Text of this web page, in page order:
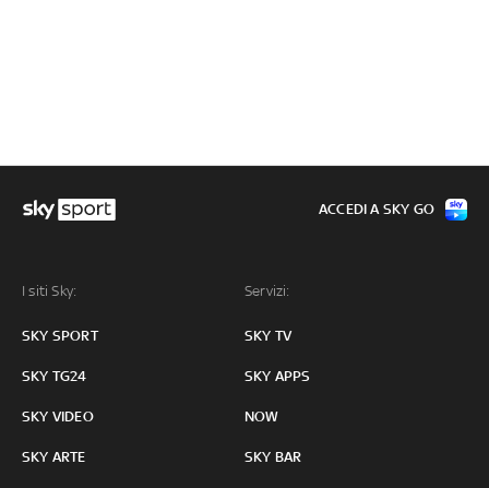
I siti Sky:
SKY SPORT
SKY TG24
SKY VIDEO
SKY ARTE
Servizi:
SKY TV
SKY APPS
NOW
SKY BAR
ACCEDI A SKY GO